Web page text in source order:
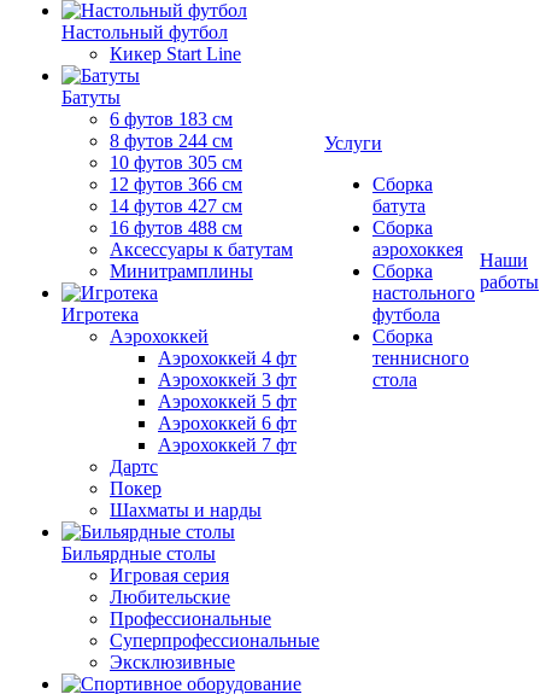
Настольный футбол
Кикер Start Line
Батуты
6 футов 183 см
8 футов 244 см
10 футов 305 см
12 футов 366 см
14 футов 427 см
16 футов 488 см
Аксессуары к батутам
Минитрамплины
Игротека
Аэрохоккей
Аэрохоккей 4 фт
Аэрохоккей 3 фт
Аэрохоккей 5 фт
Аэрохоккей 6 фт
Аэрохоккей 7 фт
Дартс
Покер
Шахматы и нарды
Бильярдные столы
Игровая серия
Любительские
Профессиональные
Суперпрофессиональные
Эксклюзивные
Услуги
Сборка
батута
Сборка
аэрохоккея
Сборка
настольного
футбола
Сборка
теннисного
стола
Наши
работы